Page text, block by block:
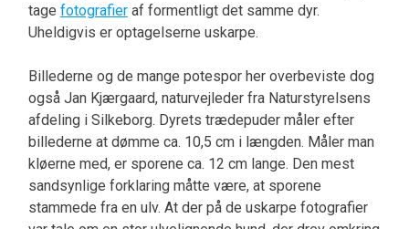
tage fotografieraf formentligt det samme dyr.
Uheldigvis er optagelserne uskarpe.
Billederne og de mange potespor her overbeviste dog
også Jan Kjærgaard, naturvejleder fra Naturstyrelsens
afdeling i Silkeborg. Dyrets trædepuder måler efter
billederne at dømme ca. 10,5 cm i længden. Måler man
kløerne med, er sporene ca. 12 cm lange. Den mest
sandsynlige forklaring måtte være, at sporene
stammede fra en ulv. At der på de uskarpe fotografier